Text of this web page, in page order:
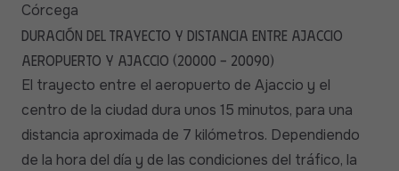
Córcega
Duración del trayecto y distancia entre Ajaccio
aeropuerto y Ajaccio (20000 - 20090)
El trayecto entre el aeropuerto de Ajaccio y el
centro de la ciudad dura unos 15 minutos, para una
distancia aproximada de 7 kilómetros. Dependiendo
de la hora del día y de las condiciones del tráfico, la